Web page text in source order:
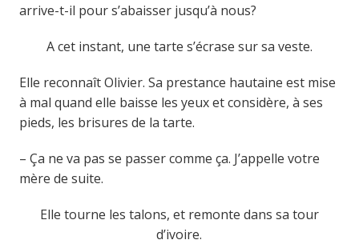
arrive-t-il pour s’abaisser jusqu’à nous?
A cet instant, une tarte s’écrase sur sa veste.
Elle reconnaît Olivier. Sa prestance hautaine est mise
à mal quand elle baisse les yeux et considère, à ses
pieds, les brisures de la tarte.
– Ça ne va pas se passer comme ça. J’appelle votre
mère de suite.
Elle tourne les talons, et remonte dans sa tour
d’ivoire.